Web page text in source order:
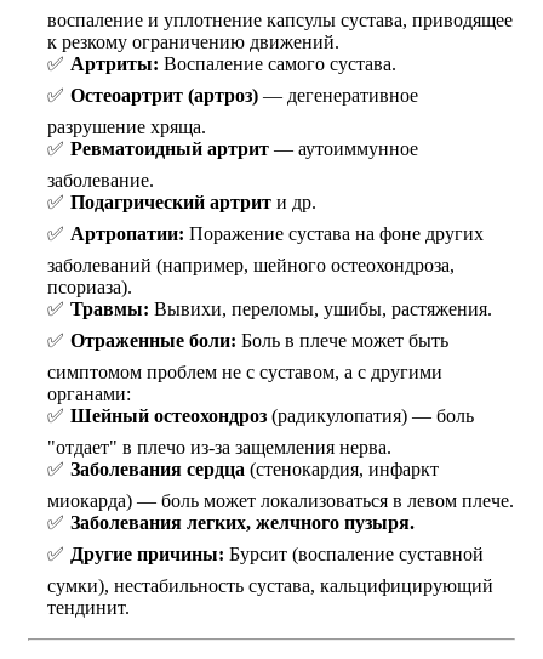
воспаление и уплотнение капсулы сустава, приводящее
к резкому ограничению движений.
Артриты: Воспаление самого сустава.
Остеоартрит (артроз)— дегенеративное
разрушение хряща.
Ревматоидный артрит— аутоиммунное
заболевание.
Подагрический артрити др.
Артропатии: Поражение сустава на фоне других
заболеваний (например, шейного остеохондроза,
псориаза).
Травмы: Вывихи, переломы, ушибы, растяжения.
Отраженные боли: Боль в плече может быть
симптомом проблем не с суставом, а с другими
органами:
Шейный остеохондроз(радикулопатия) — боль
"отдает" в плечо из-за защемления нерва.
Заболевания сердца (стенокардия, инфаркт
миокарда) — боль может локализоваться в левом плече.
Заболевания легких, желчного пузыря.
Другие причины: Бурсит (воспаление суставной
сумки), нестабильность сустава, кальцифицирующий
тендинит.